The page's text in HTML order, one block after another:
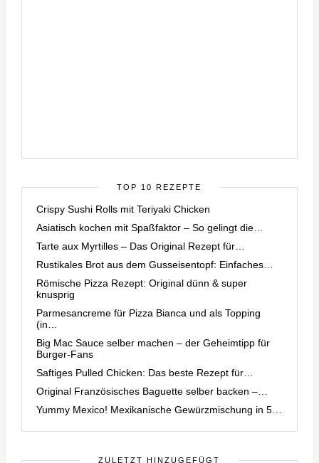
TOP 10 REZEPTE
Crispy Sushi Rolls mit Teriyaki Chicken
Asiatisch kochen mit Spaßfaktor – So gelingt die…
Tarte aux Myrtilles – Das Original Rezept für…
Rustikales Brot aus dem Gusseisentopf: Einfaches…
Römische Pizza Rezept: Original dünn & super
knusprig
Parmesancreme für Pizza Bianca und als Topping
(in…
Big Mac Sauce selber machen – der Geheimtipp für
Burger-Fans
Saftiges Pulled Chicken: Das beste Rezept für…
Original Französisches Baguette selber backen –…
Yummy Mexico! Mexikanische Gewürzmischung in 5…
ZULETZT HINZUGEFÜGT